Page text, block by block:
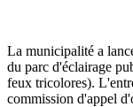
La municipalité a
du parc d'éclairage
feux tricolores).
commission d'appel